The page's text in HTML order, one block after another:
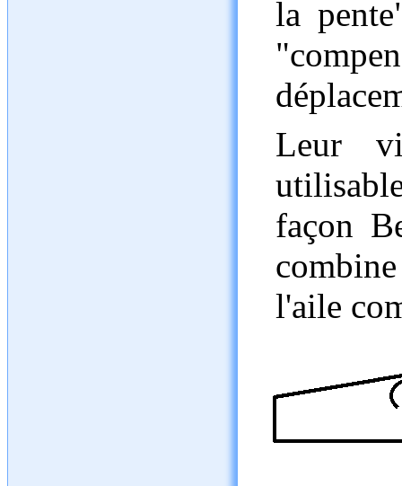
la
Leur
façon
l'aile